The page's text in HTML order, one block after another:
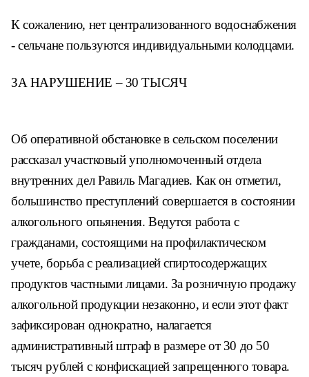
К сожалению, нет централизованного водоснабжения
- сельчане пользуются индивидуальнымиколодцами.
ЗА НАРУШЕНИЕ – 30 ТЫСЯЧ
Об оперативной обстановке всельском поселении
рассказалучастковый уполномоченный отдела
внутренних дел Равиль Магадиев. Как он отметил,
большинство преступлений совершается в состоянии
алкогольного опьянения. Ведутся работа с
гражданами, состоящимина профилактическом
учете, борьбас реализацией спиртосодержащих
продуктов частными лицами. Зарозничную продажу
алкогольнойпродукции незаконно, и если этотфакт
зафиксирован однократно, налагается
административный штрафв размере от 30 до 50
тысяч рублей с конфискацией запрещенного товара.